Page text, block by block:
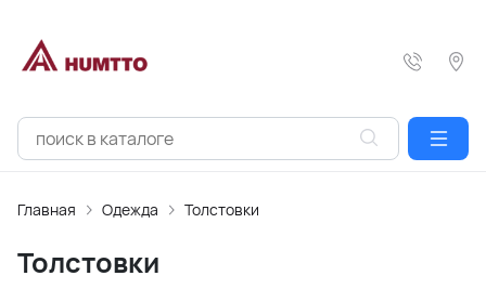
Главная Одежда Толстовки
Толстовки